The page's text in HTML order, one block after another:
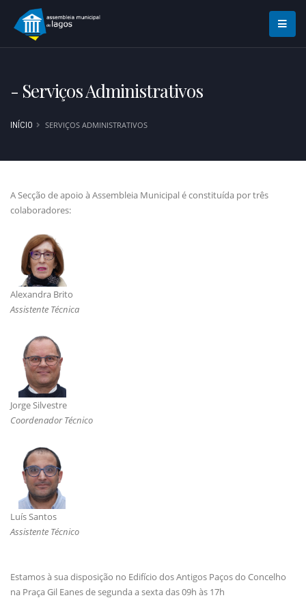
- Serviços Administrativos
INÍCIO SERVIÇOS ADMINISTRATIVOS
A Secção de apoio à Assembleia Municipal é constituída por três
colaboradores:
Alexandra Brito
Assistente Técnica
Jorge Silvestre
Coordenador Técnico
Luís Santos
Assistente Técnico
Estamos à sua disposição no Edifício dos Antigos Paços do Concelho
na Praça Gil Eanes de segunda a sexta das 09h às 17h